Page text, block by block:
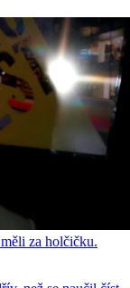
za holčičku.